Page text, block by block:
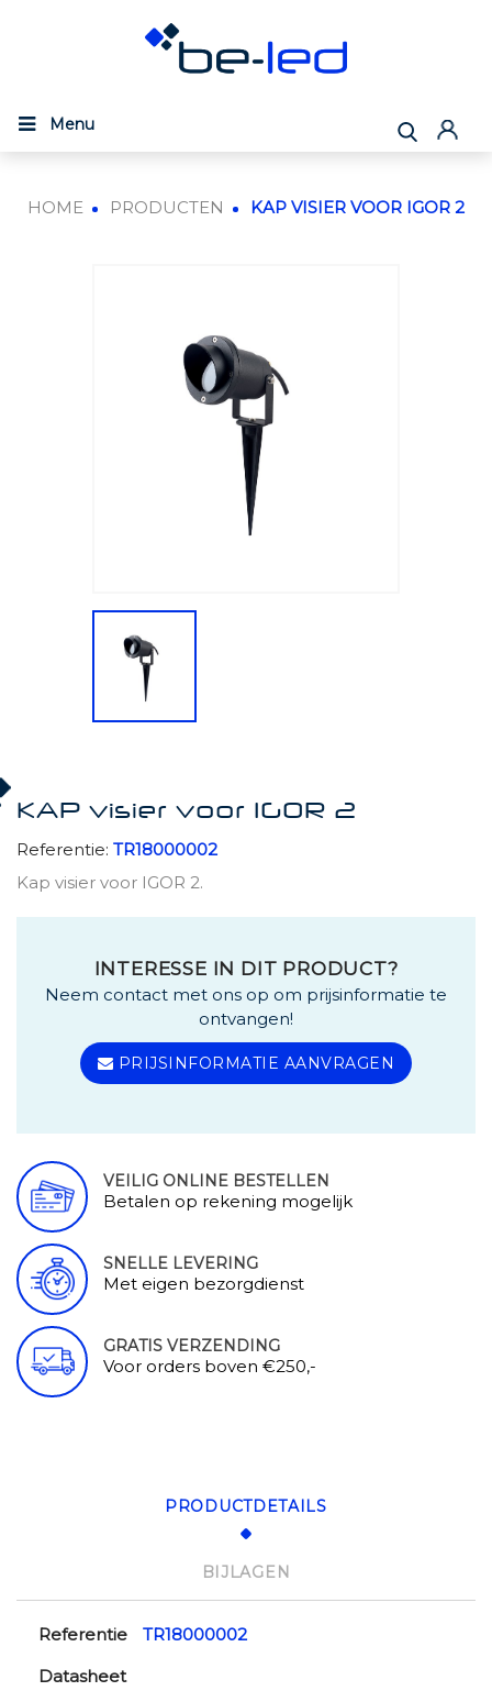
Menu
HOME PRODUCTEN KAP VISIER VOOR IGOR 2
KAP visier voor IGOR 2
Referentie: TR18000002
Kap visier voor IGOR 2.
INTERESSE IN DIT PRODUCT?
Neem contact met ons op om prijsinformatie te
ontvangen!
PRIJSINFORMATIE AANVRAGEN
VEILIG ONLINE BESTELLEN
Betalen op rekening mogelijk
SNELLE LEVERING
Met eigen bezorgdienst
GRATIS VERZENDING
Voor orders boven €250,-
PRODUCTDETAILS
BIJLAGEN
Referentie
TR18000002
Datasheet